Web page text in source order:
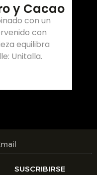
y Cacao
con un
con
equilibra
Unitalla.
SUSCRIBIRSE